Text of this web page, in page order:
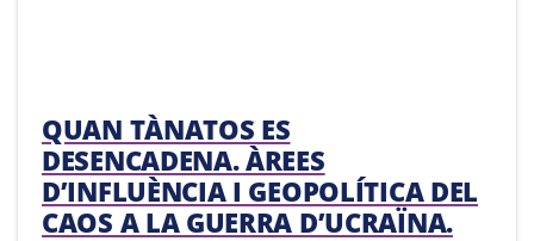
QUAN TÀNATOS ES
DESENCADENA. ÀREES
D’INFLUÈNCIA I GEOPOLÍTICA DEL
CAOS A LA GUERRA D’UCRAÏNA.